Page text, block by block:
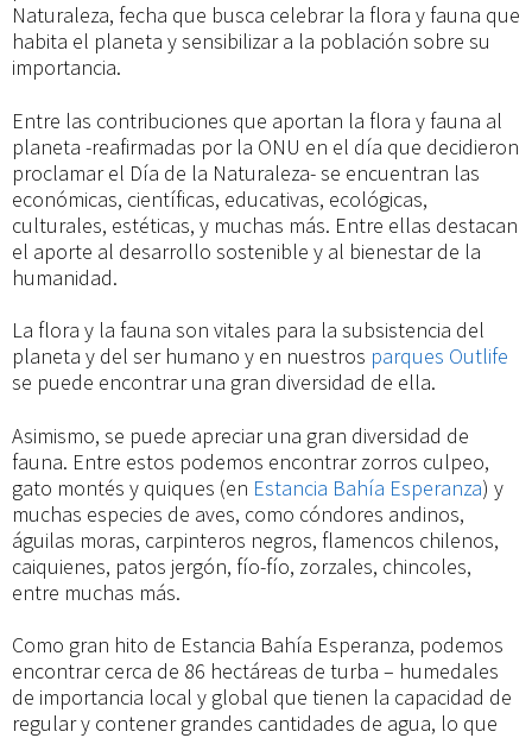
Naturaleza, fecha que busca celebrar la flora y fauna que
habita el planeta y sensibilizar a la población sobre su
importancia.
Entre las contribuciones que aportan la flora y fauna al
planeta -reafirmadas por la ONU en el día que decidieron
proclamar el Día de la Naturaleza- se encuentran las
económicas, científicas, educativas, ecológicas,
culturales, estéticas, y muchas más. Entre ellas destacan
el aporte al desarrollo sostenible y al bienestar de la
humanidad.
La flora y la fauna son vitales para la subsistencia del
planeta y del ser humano y en nuestros parques Outlife
se puede encontrar una gran diversidad de ella.
Asimismo, se puede apreciar una gran diversidad de
fauna. Entre estos podemos encontrar zorros culpeo,
gato montés y quiques (en Estancia Bahía Esperanza) y
muchas especies de aves, como cóndores andinos,
águilas moras, carpinteros negros, flamencos chilenos,
caiquienes, patos jergón, fío-fío, zorzales, chincoles,
entre muchas más.
Como gran hito de Estancia Bahía Esperanza, podemos
encontrar cerca de 86 hectáreas de turba – humedales
de importancia local y global que tienen la capacidad de
regular y contener grandes cantidades de agua, lo que